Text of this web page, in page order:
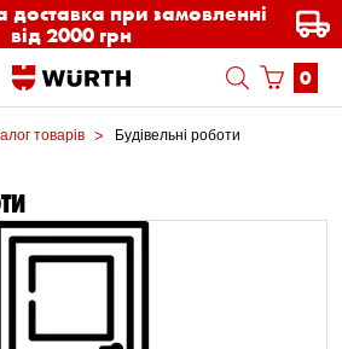
доставка при замовленні
від 2000 грн
0
товарів Будівельні роботи